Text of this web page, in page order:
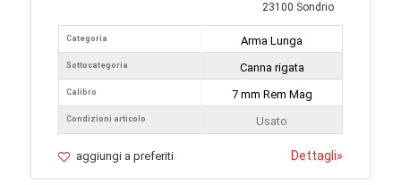
23100 Sondrio
Categoria
Sottocategoria
Calibro
Condizioni articolo
Arma Lunga
Canna rigata
7 mm Rem Mag
Usato
aggiungi a preferiti Dettagli»